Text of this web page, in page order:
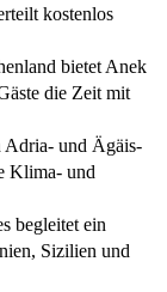
kostenlos
bietet Anek
die Zeit mit
und Ägäis-
Klima- und
begleitet ein
Sizilien und